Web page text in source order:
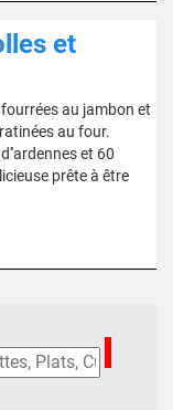
et
au jambon et
au four.
et 60
prête à être